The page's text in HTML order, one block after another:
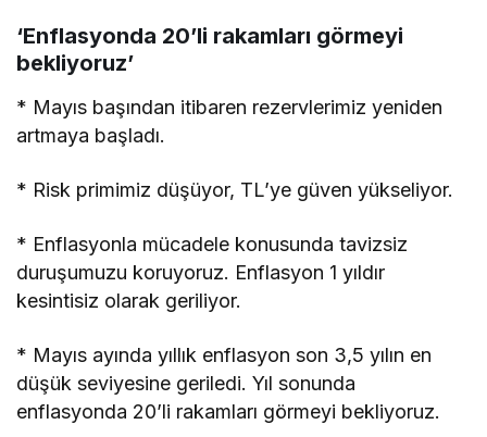
‘Enflasyonda 20’li rakamları görmeyi
bekliyoruz’
* Mayıs başından itibaren rezervlerimiz yeniden
artmaya başladı.
* Risk primimiz düşüyor, TL’ye güven yükseliyor.
* Enflasyonla mücadele konusunda tavizsiz
duruşumuzu koruyoruz. Enflasyon 1 yıldır
kesintisiz olarak geriliyor.
* Mayıs ayında yıllık enflasyon son 3,5 yılın en
düşük seviyesine geriledi. Yıl sonunda
enflasyonda 20’li rakamları görmeyi bekliyoruz.